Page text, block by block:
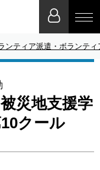
ンティア派遣・ボランテ
災地支援学
クール